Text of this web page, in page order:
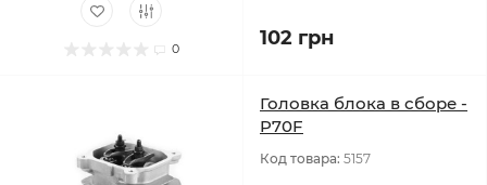
0 102 грн
Головка блока в сборе -
P70F
Код товара: 5157